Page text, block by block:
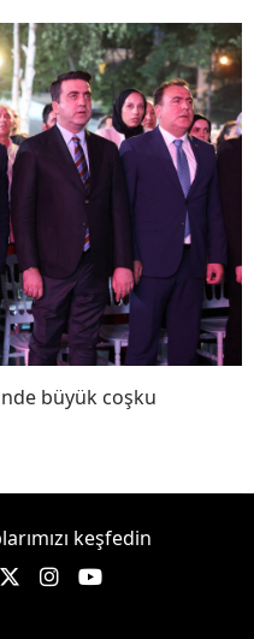
büyük coşku
keşfedin